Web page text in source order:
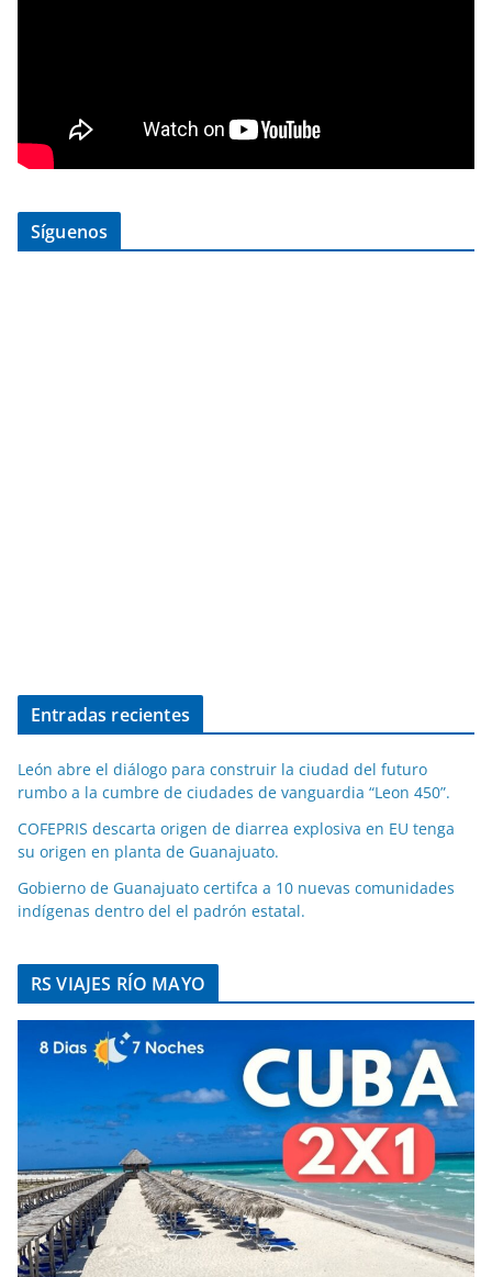
Síguenos
Entradas recientes
León abre el diálogo para construir la ciudad del futuro
rumbo a la cumbre de ciudades de vanguardia “Leon 450”.
COFEPRIS descarta origen de diarrea explosiva en EU tenga
su origen en planta de Guanajuato.
Gobierno de Guanajuato certifca a 10 nuevas comunidades
indígenas dentro del el padrón estatal.
RS VIAJES RÍO MAYO